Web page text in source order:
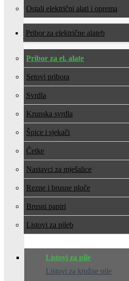
Ostali električni alati i oprema
Pribor za električne alate
Pribor za el. alate
Setovi pribora
Svrdla
Krunska svrdla
Špice i sjekači
Četke
Nastavci za mješalice
Rezne i brusne ploče
Brusni papiri
Listovi za pile
Listovi za pile
Listovi za kružne pile